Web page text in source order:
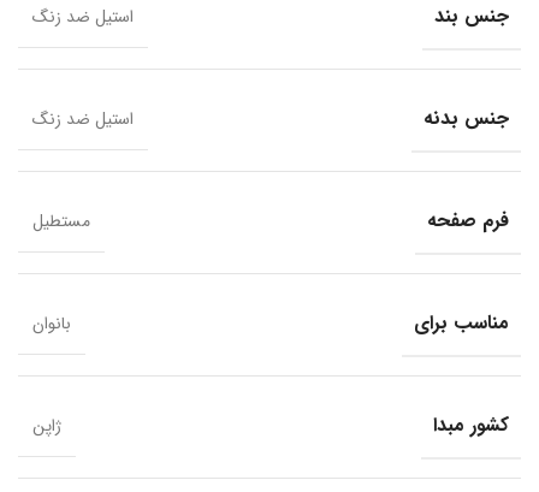
جنس بند استیل ضد زنگ
جنس بدنه استیل ضد زنگ
فرم صفحه مستطیل
مناسب برای بانوان
کشور مبدا ژاپن